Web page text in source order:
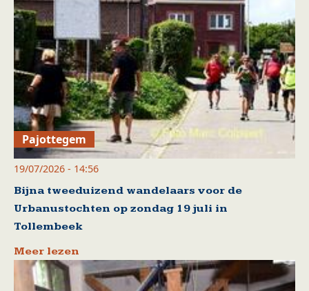
Pajottegem
19/07/2026 - 14:56
Bijna tweeduizend wandelaars voor de
Urbanustochten op zondag 19 juli in
Tollembeek
Meer lezen